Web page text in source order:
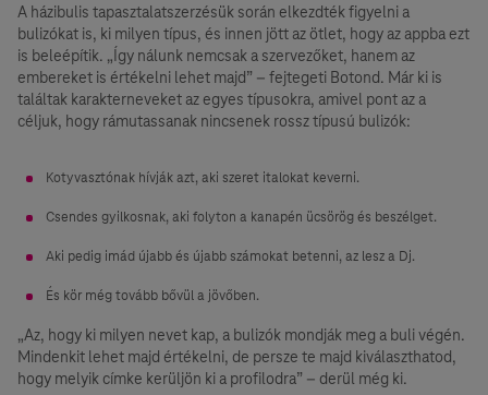
A házibulis tapasztalatszerzésük során elkezdték figyelni a
bulizókat is, ki milyen típus, és innen jött az ötlet, hogy az appba ezt
is beleépítik. „Így nálunk nemcsak a szervezőket, hanem az
embereket is értékelni lehet majd” – fejtegeti Botond. Már ki is
találtak karakterneveket az egyes típusokra, amivel pont az a
céljuk, hogy rámutassanak nincsenek rossz típusú bulizók:
Kotyvasztónak hívják azt, aki szeret italokat keverni.
Csendes gyilkosnak, aki folyton a kanapén ücsörög és beszélget.
Aki pedig imád újabb és újabb számokat betenni, az lesz a Dj.
És kör még tovább bővül a jövőben.
„Az, hogy ki milyen nevet kap, a bulizók mondják meg a buli végén.
Mindenkit lehet majd értékelni, de persze te majd kiválaszthatod,
hogy melyik címke kerüljön ki a profilodra” – derül még ki.